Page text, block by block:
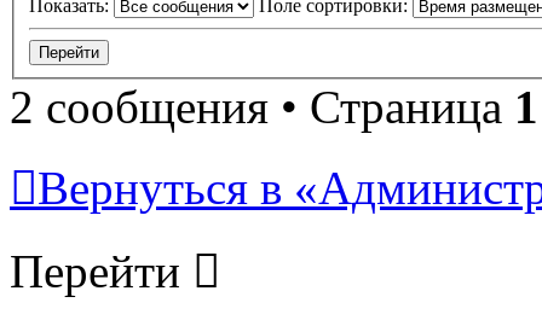
Показать: Поле сортировки:
2 сообщения • Страница 1
Вернуться в
Перейти